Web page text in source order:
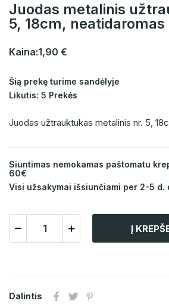
Juodas metalinis
5, 18cm, neatidaromas
Kaina:1,90 €
Šią prekę turime sandėlyje
Likutis: 5 Prekės
Juodas užtrauktukas metalinis nr. 5,
Siuntimas nemokamas paštomatu
60€
Visi užsakymai išsiunčiami per 2-5 d.
Į
Dalintis